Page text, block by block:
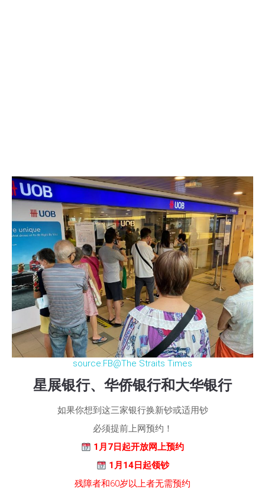
source:FB@The Straits Times
星展银行、华侨银行和大华银行
如果你想到这三家银行换新钞或适用钞
必须提前上网预约！
1月7日起开放网上预约
1月14日起领钞
残障者和60岁以上者无需预约